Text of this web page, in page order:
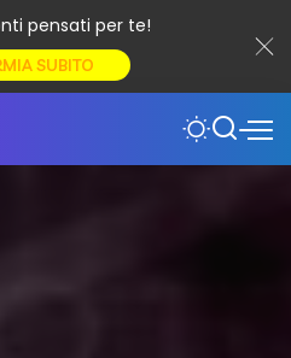
pensati per te!
SUBITO